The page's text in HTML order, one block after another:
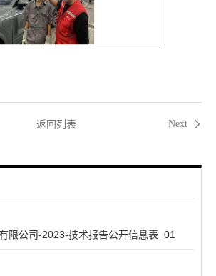
返回列表 Next
限公司-2023-技术报告公开信息表_01